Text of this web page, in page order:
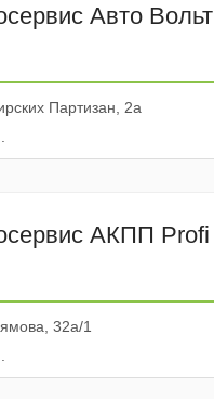
Авто Вольт
Партизан, 2а
АКПП Profi
32а/1